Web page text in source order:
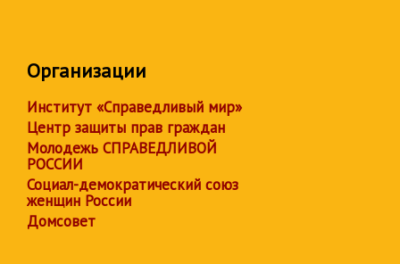
Организации
Институт «Справедливый мир»
Центр защиты прав граждан
Молодежь СПРАВЕДЛИВОЙ
РОССИИ
Социал-демократический союз
женщин России
Домсовет